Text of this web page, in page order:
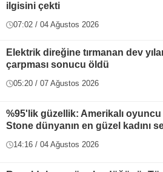
ilgisini çekti
07:02 / 04 Ağustos 2026
Elektrik direğine tırmanan dev
çarpması sonucu öldü
05:20 / 07 Ağustos 2026
%95'lik güzellik: Amerikalı oyuncu
Stone dünyanın en güzel kadını
14:16 / 04 Ağustos 2026